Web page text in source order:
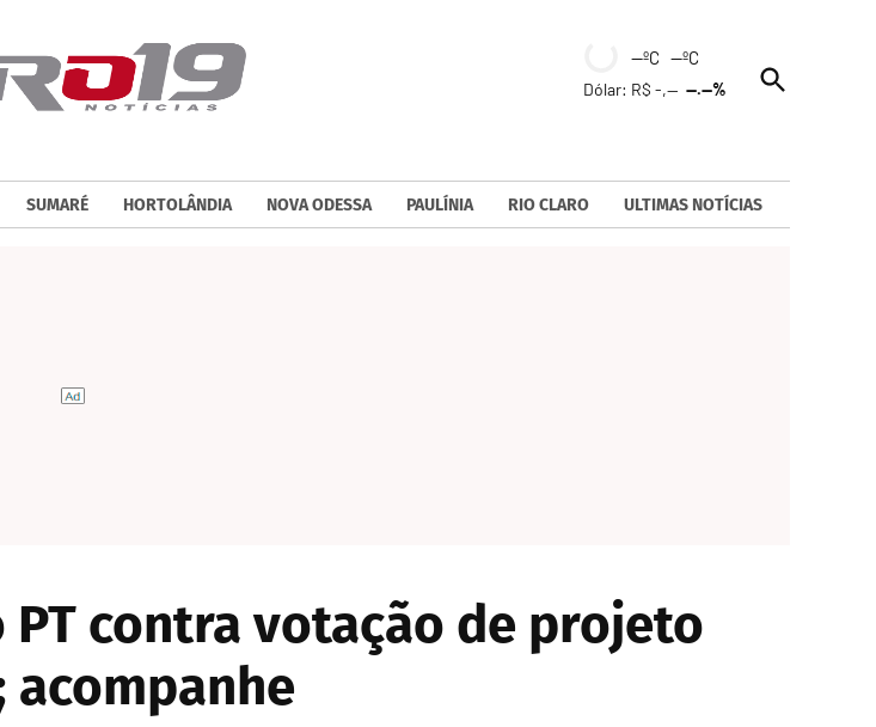
--ºC --ºC
Dólar: R$ -,----.--%
Open
Search
SUMARÉ HORTOLÂNDIA NOVA ODESSA PAULÍNIA RIO CLARO ULTIMAS NOTÍCIAS
contra votação de projeto
acompanhe